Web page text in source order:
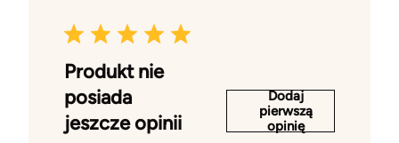
Produkt nie
posiada
jeszcze opinii
Dodaj
pierwszą
opinię